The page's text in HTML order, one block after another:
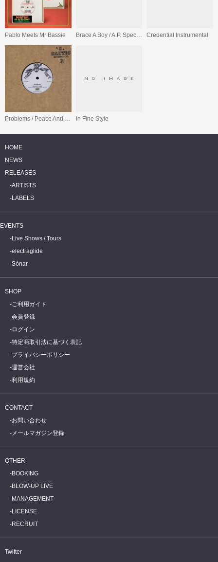
Pablo Meets Mr Bassie Brace A Boy / A.P. Special Credential Instrumental
In Fine Style
HOME
NEWS
RELEASES
ARTISTS
LABELS
EVENTS
Live Shows / Tours
electraglide
Sónar
SHOP
ご利用ガイド
会員登録
ログイン
特定商取引法に基づく表記
プライバシーポリシー
運営会社
利用規約
CONTACT
お問い合わせ
メールマガジン登録
OTHER
BOOKING
BLOW-UP LIVE
MANAGEMENT
LICENSE
RECRUIT
Twitter